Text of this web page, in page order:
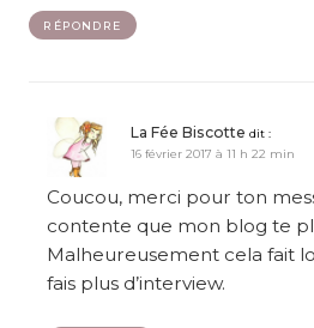
RÉPONDRE
La Fée Biscotte dit :
16 février 2017 à 11 h 22 min
Coucou, merci pour ton
contente que mon blog te
Malheureusement cela fait
fais plus d’interview.